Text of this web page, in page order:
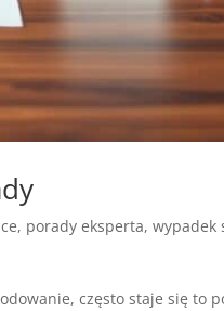
, porady eksperta,wypadek
często staje się to